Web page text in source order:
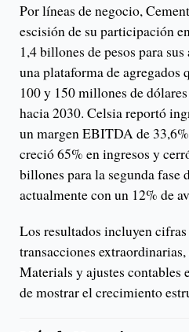
Por líneas de negocio,
escisión de su participación
1,4 billones de pesos para
una plataforma de agregados
100 y 150 millones de
hacia 2030. Celsia reportó
un margen EBITDA de
creció 65% en ingresos y
billones para la segunda fase
actualmente con un 12% de
Los resultados incluyen
transacciones
Materials y ajustes contables
de mostrar el crecimiento